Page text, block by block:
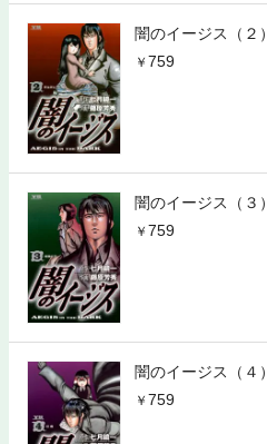
闇のイージス（２）
759
闇のイージス（３）
759
闇のイージス（４）
759